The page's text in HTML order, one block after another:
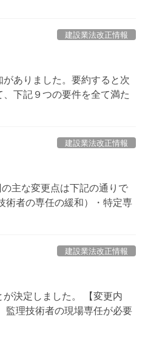
建設業法改正情報
ありました。要約すると次
下記９つの要件を全て満た
建設業法改正情報
主な変更点は下記の通りで
術者の専任の緩和）・特定専
建設業法改正情報
決定しました。 【変更内
理技術者の現場専任が必要